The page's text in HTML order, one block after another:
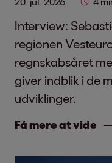
Interview:
regionen
regnskabsåret
giver indblik i de
udviklinger.
Få mere at vide